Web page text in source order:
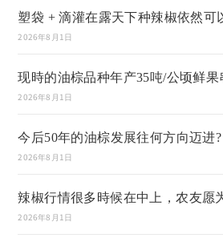
塑袋 + 滴灌在露天下种辣椒依然可
2026年8月1日
现時的油棕品种年产35吨/公顷鲜果
2026年8月1日
今后50年的油棕发展往何方向迈进?
2026年8月1日
辣椒行情很多時候在中上，农友愿
2026年8月1日